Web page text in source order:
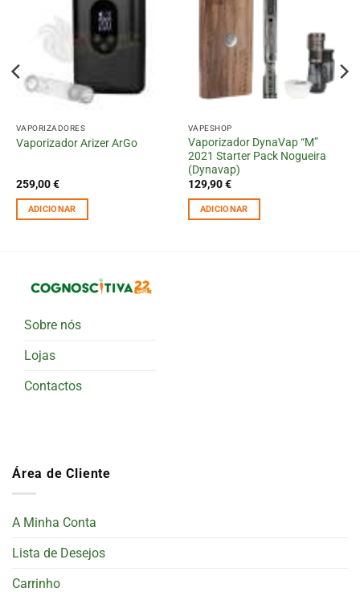
VAPORIZADORES
Vaporizador Arizer ArGo
259,00€
ADICIONAR
VAPESHOP
Vaporizador DynaVap “M”
2021 Starter Pack Nogueira
(Dynavap)
129,90€
ADICIONAR
Sobre nós
Lojas
Contactos
Área de Cliente
A Minha Conta
Lista de Desejos
Carrinho